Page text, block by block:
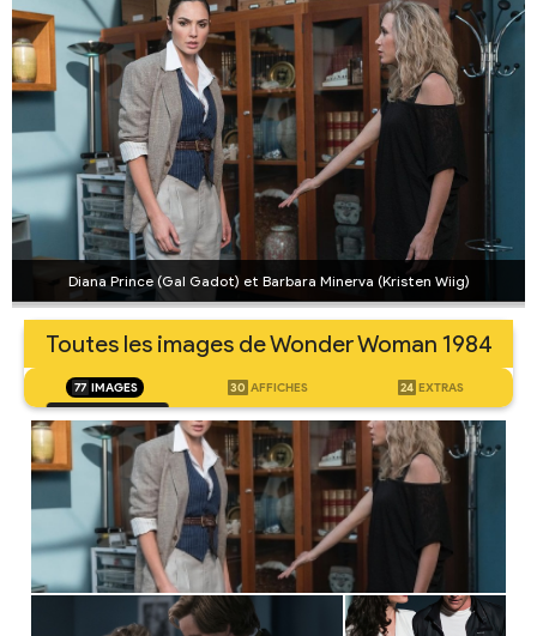
Diana Prince (Gal Gadot) et Barbara Minerva (Kristen Wiig)
Toutes les images de Wonder Woman 1984
77 IMAGES 30 AFFICHES 24 EXTRAS